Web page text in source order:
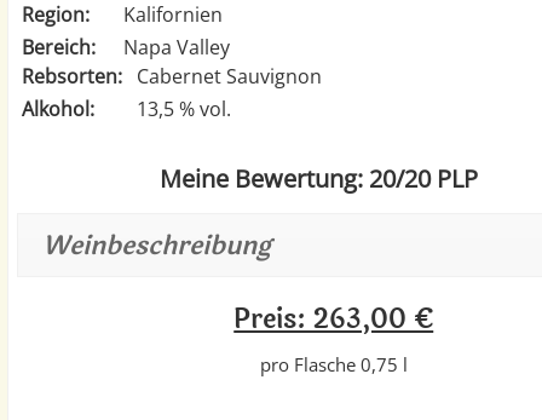
Region:
Kalifornien
Bereich:
Napa Valley
Rebsorten: Cabernet Sauvignon
Alkohol:
13,5 % vol.
Meine Bewertung: 20/20 PLP
Weinbeschreibung
Preis: 263,00 €
pro Flasche 0,75 l